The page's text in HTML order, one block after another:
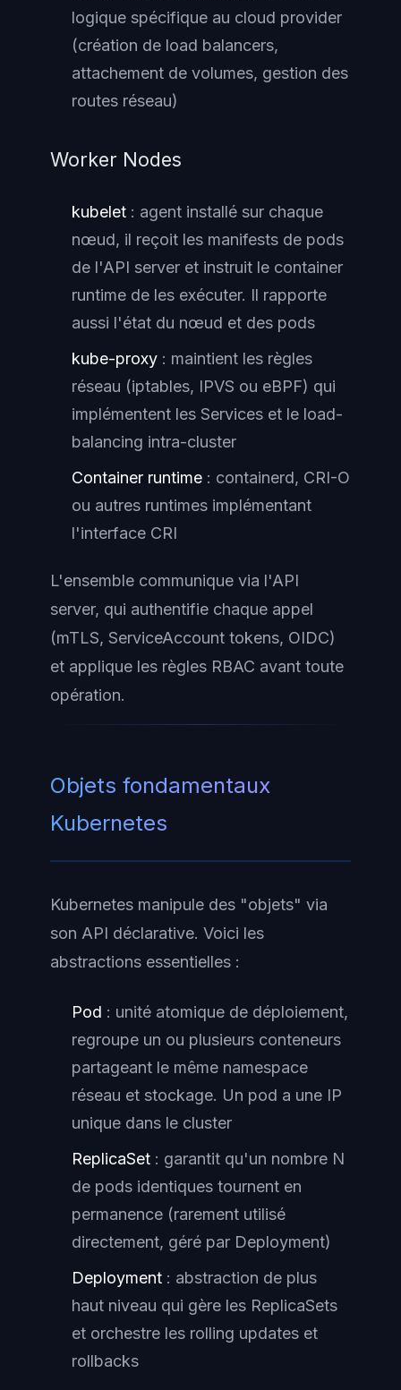
logique spécifique au cloud provider
(création de load balancers,
attachement de volumes, gestion des
routes réseau)
Worker Nodes
kubelet : agent installé sur chaque
nœud, il reçoit les manifests de pods
de l'API server et instruit le container
runtime de les exécuter. Il rapporte
aussi l'état du nœud et des pods
kube-proxy : maintient les règles
réseau (iptables, IPVS ou eBPF) qui
implémentent les Services et le load-
balancing intra-cluster
Container runtime : containerd, CRI-O
ou autres runtimes implémentant
l'interface CRI
L'ensemble communique via l'API
server, qui authentifie chaque appel
(mTLS, ServiceAccount tokens, OIDC)
et applique les règles RBAC avant toute
opération.
Objets fondamentaux
Kubernetes
Kubernetes manipule des "objets" via
son API déclarative. Voici les
abstractions essentielles :
Pod : unité atomique de déploiement,
regroupe un ou plusieurs conteneurs
partageant le même namespace
réseau et stockage. Un pod a une IP
unique dans le cluster
ReplicaSet : garantit qu'un nombre N
de pods identiques tournent en
permanence (rarement utilisé
directement, géré par Deployment)
Deployment : abstraction de plus
haut niveau qui gère les ReplicaSets
et orchestre les rolling updates et
rollbacks